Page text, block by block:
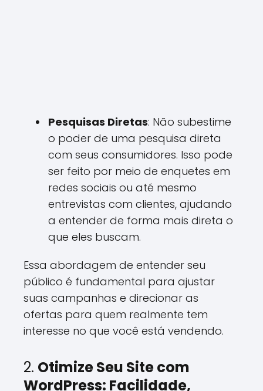
Pesquisas Diretas: Não subestime
o poder de uma pesquisa direta
com seus consumidores. Isso pode
ser feito por meio de enquetes em
redes sociais ou até mesmo
entrevistas com clientes, ajudando
a entender de forma mais direta o
que eles buscam.
Essa abordagem de entender seu
público é fundamental para ajustar
suas campanhas e direcionar as
ofertas para quem realmente tem
interesse no que você está vendendo.
2. Otimize Seu Site com
WordPress: Facilidade,